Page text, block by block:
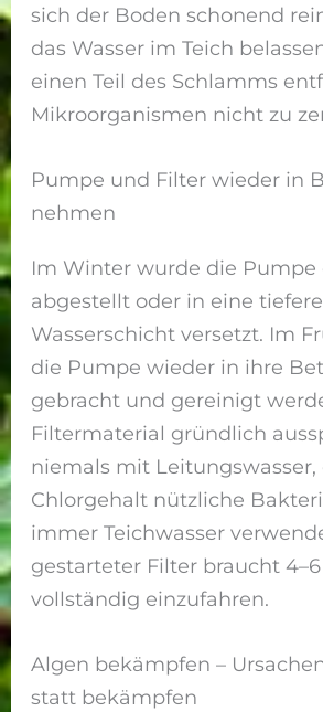
sich der Boden schonend
das Wasser im Teich
einen Teil des Schlamms
Mikroorganismen nicht zu
Pumpe und Filter wieder in
nehmen
Im Winter wurde die
abgestellt oder in eine tiefere
Wasserschicht versetzt. Im
die Pumpe wieder in ihre
gebracht und gereinigt
Filtermaterial gründlich
niemals mit Leitungswasser,
Chlorgehalt nützliche
immer Teichwasser
gestarteter Filter braucht
vollständig einzufahren.
Algen bekämpfen –
statt bekämpfen